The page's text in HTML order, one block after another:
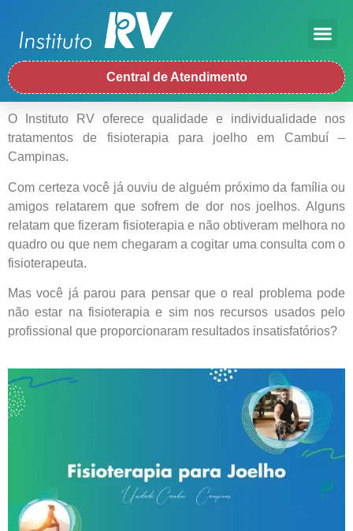
Central de Atendimento
O Instituto RV oferece qualidade e individualidade nos
tratamentos de fisioterapia para joelho em Cambuí –
Campinas.
Com certeza você já ouviu de alguém próximo da família ou
amigos relatarem que sofrem de dor nos joelhos. Alguns
relatam que fizeram fisioterapia e não obtiveram melhora no
quadro ou que nem chegaram a cogitar uma consulta com o
fisioterapeuta.
Mas você já parou para pensar que o real problema pode
não estar na fisioterapia e sim nos recursos usados pelo
profissional que proporcionaram resultados insatisfatórios?